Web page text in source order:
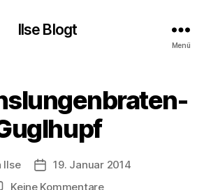
Ilse Blogt
Menü
Ilse Beitragsdatum
19. Januar 2014
Keine Kommentarezu